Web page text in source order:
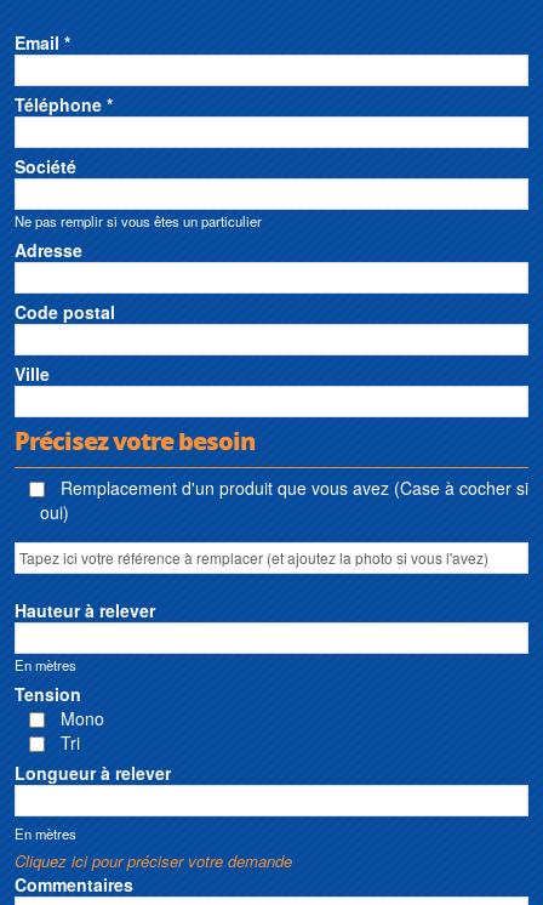
Email *
Téléphone *
Société
Ne pas remplir si vous êtes un particulier
Adresse
Code postal
Ville
Précisez votre besoin
Remplacement d'un produit que vous avez (Case à cocher si
oui)
Hauteur à relever
En mètres
Tension
Mono
Tri
Longueur à relever
En mètres
Cliquez ici pour préciser votre demande
Commentaires